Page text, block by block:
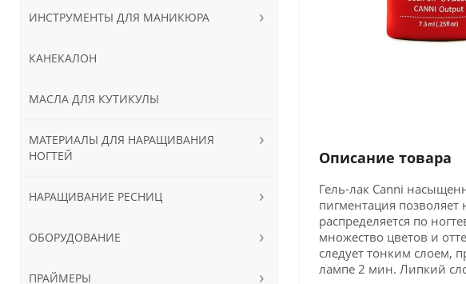
Описание товара
Гель-лак Canni
пигментация
распределяется по
множество цветов и
следует тонким слоем,
лампе 2 мин. Липкий
ИНСТРУМЕНТЫ ДЛЯ МАНИКЮРА
КАНЕКАЛОН
МАСЛА ДЛЯ КУТИКУЛЫ
МАТЕРИАЛЫ ДЛЯ НАРАЩИВАНИЯ
НОГТЕЙ
НАРАЩИВАНИЕ РЕСНИЦ
ОБОРУДОВАНИЕ
ПРАЙМЕРЫ